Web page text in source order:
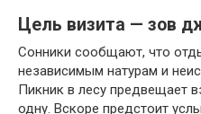
Цель визита — зов
Сонники сообщают, что
независимым натурам и
Пикник в лесу предвещает
одну. Вскоре предстоит